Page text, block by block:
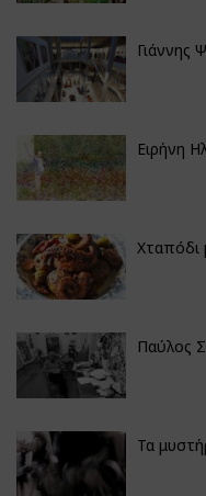
Γιάννης
Ειρήνη
Χταπόδι
Παύλος
Τα